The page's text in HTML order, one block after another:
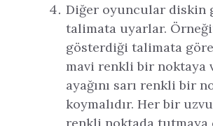
Diğer oyuncular diskin
talimata uyarlar.
gösterdiği talimata
mavi renkli bir noktaya
ayağını sarı renkli bir
koymalıdır. Her bir